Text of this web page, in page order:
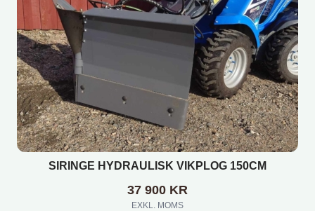
SIRINGE HYDRAULISK VIKPLOG 150CM
37 900 KR
EXKL. MOMS